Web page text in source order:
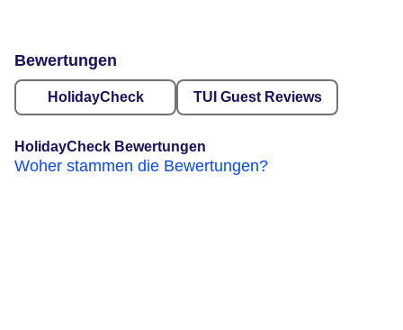
Bewertungen
HolidayCheck TUI Guest Reviews
HolidayCheck Bewertungen
Woher stammen die Bewertungen?